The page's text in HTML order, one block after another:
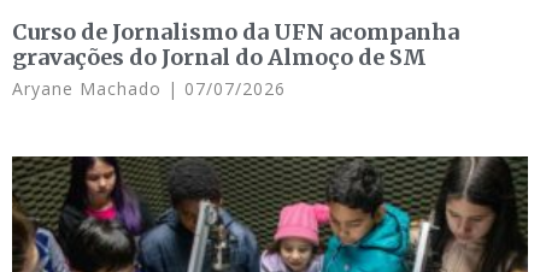
Curso de Jornalismo da UFN acompanha
gravações do Jornal do Almoço de SM
Aryane Machado 07/07/2026